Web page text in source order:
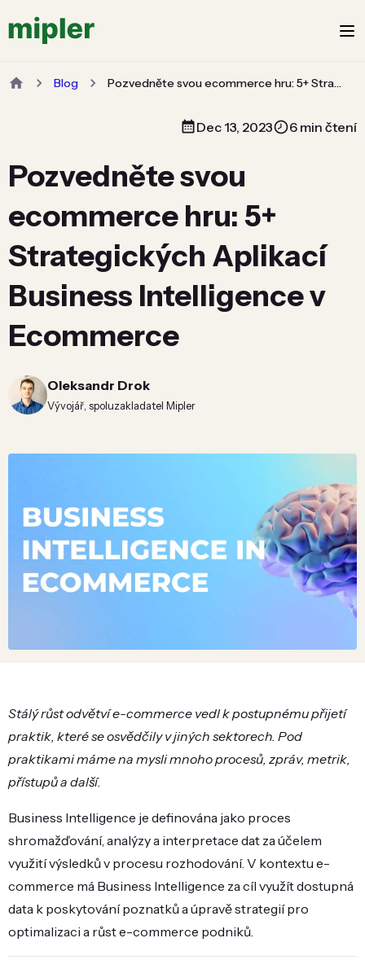
Blog Pozvedněte svou ecommerce hru: 5+ Strategických Aplikací Business Intelligence v Ecommerce
Dec 13, 2023 6 min čtení
Pozvedněte svou
ecommerce hru: 5+
Strategických Aplikací
Business Intelligence v
Ecommerce
Oleksandr Drok
Vývojář, spoluzakladatel Mipler
Stálý růst odvětví e-commerce vedl k postupnému přijetí
praktik, které se osvědčily v jiných sektorech. Pod
praktikami máme na mysli mnoho procesů, zpráv, metrik,
přístupů a další.
Business Intelligence je definována jako proces
shromažďování, analýzy a interpretace dat za účelem
využití výsledků v procesu rozhodování. V kontextu e-
commerce má Business Intelligence za cíl využít dostupná
data k poskytování poznatků a úpravě strategií pro
optimalizaci a růst e-commerce podniků.